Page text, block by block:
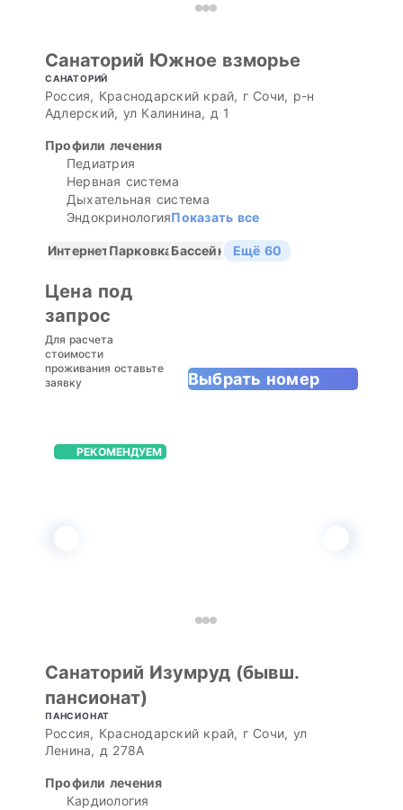
Санаторий Южное взморье
САНАТОРИЙ
Россия, Краснодарский край, г Сочи, р-н
Адлерский, ул Калинина, д 1
Профили лечения
Педиатрия
Нервная система
Дыхательная система
ЭндокринологияПоказать все
ИнтернетПарковкаБассейн Ещё 60
Цена под
запрос
Для расчета
стоимости
проживания оставьте
заявку
Выбрать номер
РЕКОМЕНДУЕМ
Санаторий Изумруд (бывш.
пансионат)
ПАНСИОНАТ
Россия, Краснодарский край, г Сочи, ул
Ленина, д 278А
Профили лечения
Кардиология